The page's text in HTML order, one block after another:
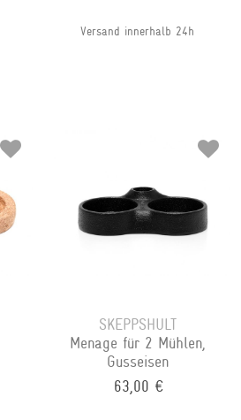
Versand innerhalb 24h
SKEPPSHULT
Menage für 2 Mühlen,
Gusseisen
63,00 €